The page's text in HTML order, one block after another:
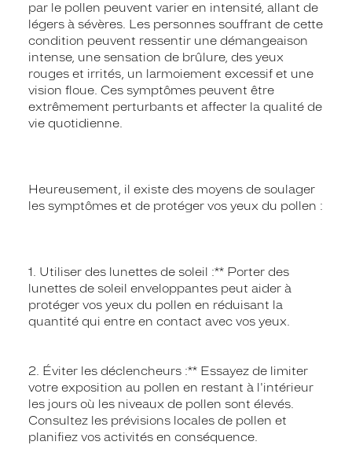
par le pollen peuvent varier en intensité, allant de
légers à sévères. Les personnes souffrant de cette
condition peuvent ressentir une démangeaison
intense, une sensation de brûlure, des yeux
rouges et irrités, un larmoiement excessif et une
vision floue. Ces symptômes peuvent être
extrêmement perturbants et affecter la qualité de
vie quotidienne.
Heureusement, il existe des moyens de soulager
les symptômes et de protéger vos yeux du pollen :
1. Utiliser des lunettes de soleil :** Porter des
lunettes de soleil enveloppantes peut aider à
protéger vos yeux du pollen en réduisant la
quantité qui entre en contact avec vos yeux.
2. Éviter les déclencheurs :** Essayez de limiter
votre exposition au pollen en restant à l'intérieur
les jours où les niveaux de pollen sont élevés.
Consultez les prévisions locales de pollen et
planifiez vos activités en conséquence.